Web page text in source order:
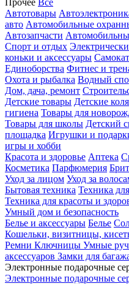
Прочее Все
Автотовары
авто Автомобильные
Автозапчасти
Спорт и отдых
коньки и аксессуары
Единоборства Фитнес и
Охота и рыбалка Водный
Дом, дача, ремонт
Детские товары Детские
гигиена Товары для
Товары для школы Детский
площадка Игрушки и
игры и хобби
Красота и здоровье Аптека
Косметика Парфюмерия
Уход за лицом Уход за
Бытовая техника Техника
Техника для красоты и
Умный дом и безопасность
Белье и аксессуары Белье
Кошельки, визитницы,
Ремни Ключницы Умные
аксессуаров Замки для
Электронные подарочные
Электронные подарочные